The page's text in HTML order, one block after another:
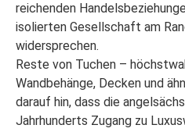
reichenden
isolierten Gesellschaft am
widersprechen.
Reste von Tuchen –
Wandbehänge, Decken und
darauf hin, dass die
Jahrhunderts Zugang zu